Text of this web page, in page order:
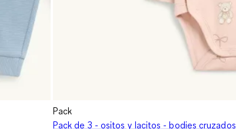
Pack
Pack de 3 - ositos y lacitos - bodies cruzados